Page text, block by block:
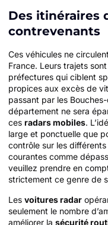
Des itinéraires
contrevenants
Ces véhicules ne
France. Leurs trajets
préfectures qui ciblent
propices aux excès de
passant par les
département ne sera
ces radars mobiles.
large et ponctuelle que
contrôle sur les
courantes comme
veuillez prendre en
strictement ce genre de
Les voitures radar
seulement le nombre
améliorer la sécurité